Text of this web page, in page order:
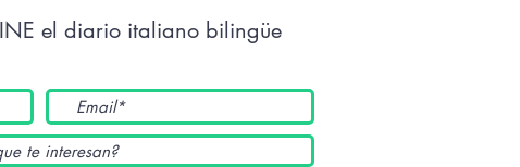
el diario italiano bilingüe